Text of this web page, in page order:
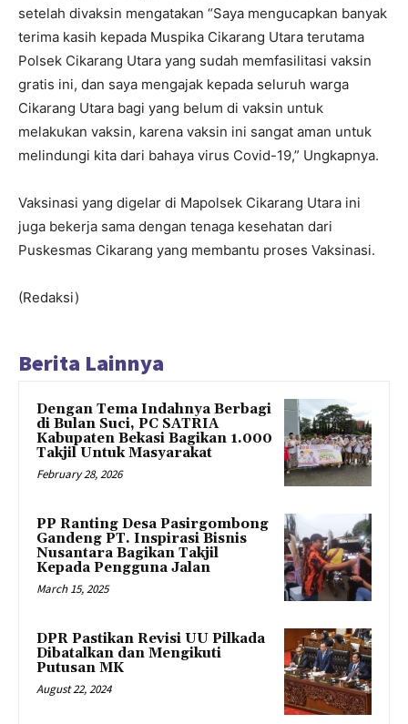
setelah divaksin mengatakan “Saya mengucapkan banyak
terima kasih kepada Muspika Cikarang Utara terutama
Polsek Cikarang Utara yang sudah memfasilitasi vaksin
gratis ini, dan saya mengajak kepada seluruh warga
Cikarang Utara bagi yang belum di vaksin untuk
melakukan vaksin, karena vaksin ini sangat aman untuk
melindungi kita dari bahaya virus Covid-19,” Ungkapnya.
Vaksinasi yang digelar di Mapolsek Cikarang Utara ini
juga bekerja sama dengan tenaga kesehatan dari
Puskesmas Cikarang yang membantu proses Vaksinasi.
(Redaksi)
Berita Lainnya
Dengan Tema Indahnya Berbagi
di Bulan Suci, PC SATRIA
Kabupaten Bekasi Bagikan 1.000
Takjil Untuk Masyarakat
February 28, 2026
PP Ranting Desa Pasirgombong
Gandeng PT. Inspirasi Bisnis
Nusantara Bagikan Takjil
Kepada Pengguna Jalan
March 15, 2025
DPR Pastikan Revisi UU Pilkada
Dibatalkan dan Mengikuti
Putusan MK
August 22, 2024